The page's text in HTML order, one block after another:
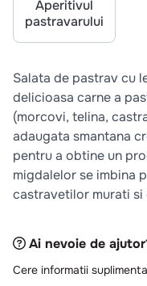
Aperitivul
pastravarului
Salata de pastrav cu
delicioasa carne a
(morcovi, telina,
adaugata smantana
pentru a obtine un
migdalelor se imbina
castravetilor murati si
Ai nevoie de
Cere informatii